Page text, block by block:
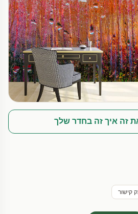
זה איך זה בחדר שלך
קישור